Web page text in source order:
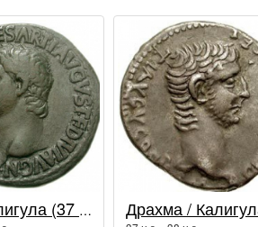
Асс / Калигула (37 - 41 гг.)